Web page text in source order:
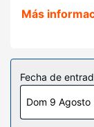
Conocimiento.
Te sentirás
habitaciones
gratis te
podrás
está provisto
Más
Fecha de
Dom 9 Agosto